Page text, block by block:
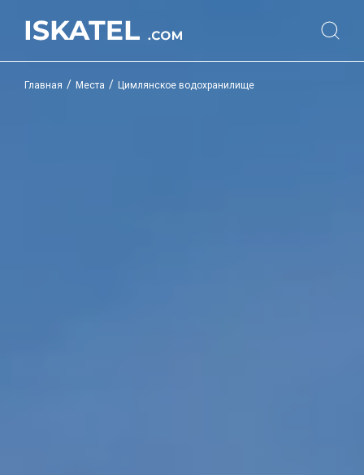
Главная / Места / Цимлянское водохранилище